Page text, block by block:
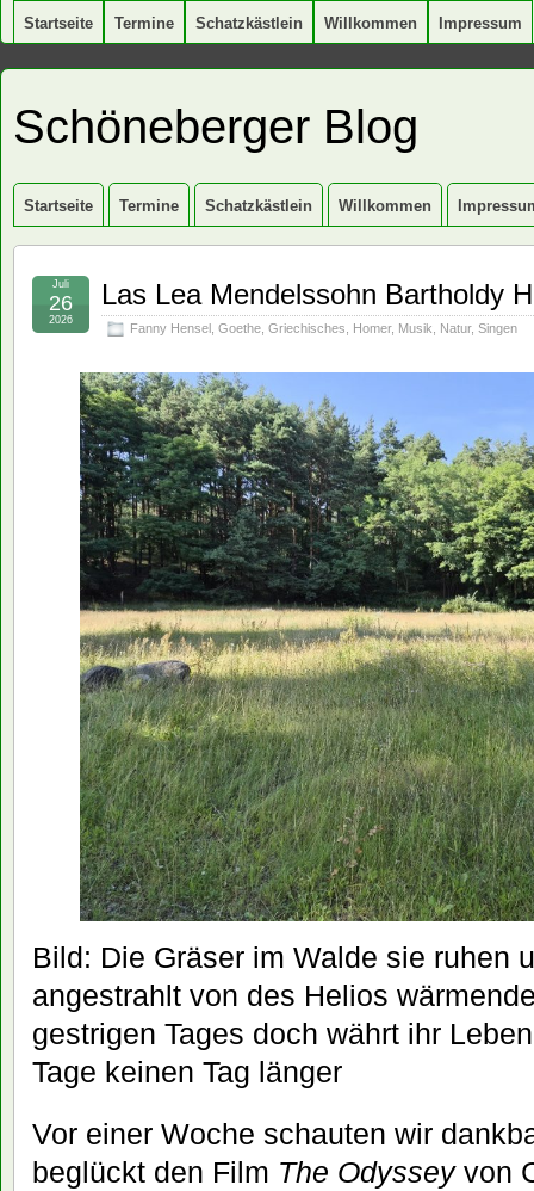
Startseite Termine Schatzkästlein Willkommen Impressum
Schöneberger Blog
Startseite Termine Schatzkästlein Willkommen
Las Lea Mendelssohn Bartholdy
Fanny Hensel Goethe Griechisches Homer, Musik Natur, Singen
Juli
26
2026
Bild: Die Gräser im Walde sie ruhen
angestrahlt von des Helios
gestrigen Tages doch währt ihr
Tage keinen Tag länger
Vor einer Woche schauten wir
beglückt den Film The Odysseyvon